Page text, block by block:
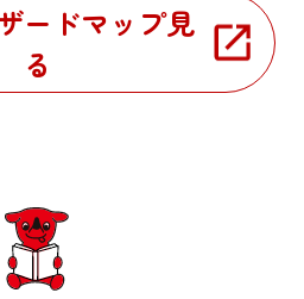
ードマップ見
る